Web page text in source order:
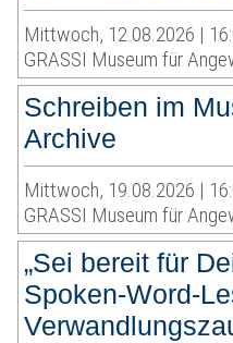
Mittwoch, 12.08.2026 |
GRASSI Museum für
Schreiben im
Archive
Mittwoch, 19.08.2026 |
GRASSI Museum für
„Sei bereit für
Spoken-Word-